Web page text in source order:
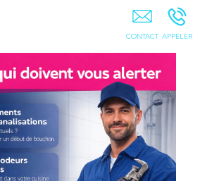
ADS Sanitaire 95 78-Pontoise-Cergy-Osny-Vauréal-
Courdimanche-Jouy Le Moutier-Pierrelaye-Saint Ouen